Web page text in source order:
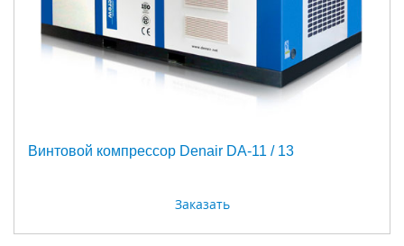
Винтовой компрессор Denair DA-11 / 13
Заказать